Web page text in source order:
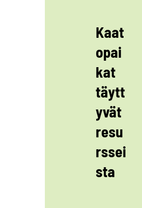
Kaat
opai
kat
täytt
yvät
resu
rssei
sta